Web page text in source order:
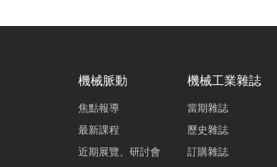
機械脈動
焦點報導
最新課程
近期展覽、研討會
機械工業雜誌
當期雜誌
歷史雜誌
訂購雜誌